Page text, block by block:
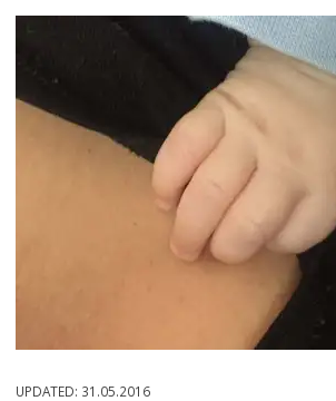
UPDATED: 31.05.2016